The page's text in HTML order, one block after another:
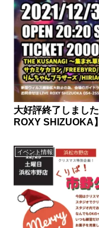
大好評終了しまし
ROXY SHIZUOKA
イベント情報